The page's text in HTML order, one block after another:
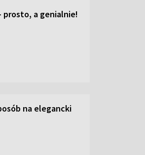
prosto, a genialnie!
na elegancki